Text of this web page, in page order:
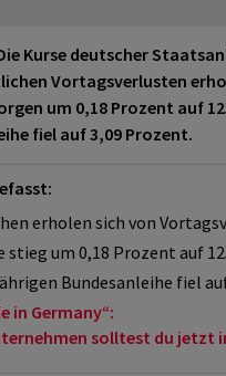
Die Kurse deutscher
Vortagsverlusten
um 0,18 Prozent auf
fiel auf 3,09 Prozent.
erholen sich von
stieg um 0,18 Prozent auf
Bundesanleihe fiel
in Germany“:
solltest du jetzt